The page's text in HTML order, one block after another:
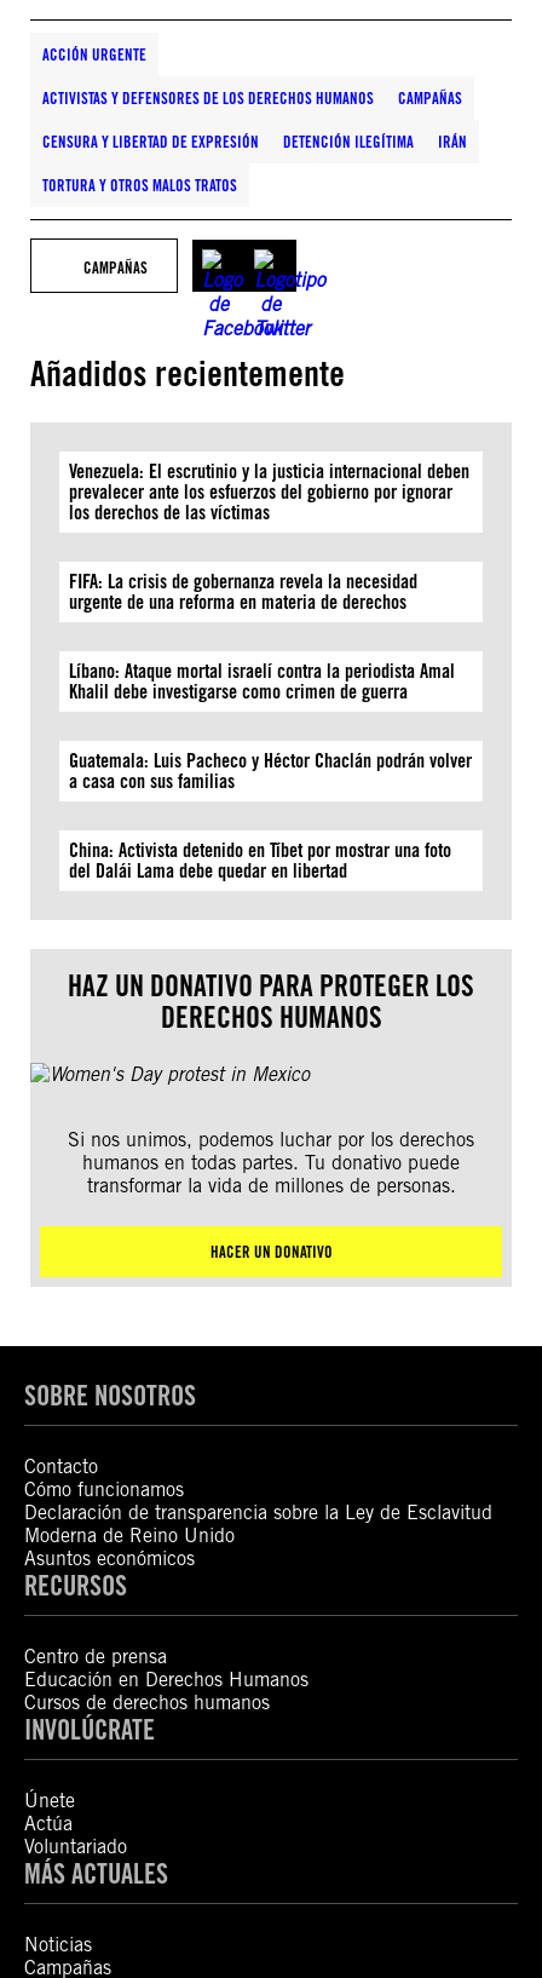
ACCIÓN URGENTE
ACTIVISTAS Y DEFENSORES DE LOS DERECHOS HUMANOS CAMPAÑAS
CENSURA Y LIBERTAD DE EXPRESIÓN DETENCIÓN ILEGÍTIMA IRÁN
TORTURA Y OTROS MALOS TRATOS
CAMPAÑAS
Añadidos recientemente
Venezuela: El escrutinio y la justicia internacional deben
prevalecer ante los esfuerzos del gobierno por ignorar
los derechos de las víctimas
FIFA: La crisis de gobernanza revela la necesidad
urgente de una reforma en materia de derechos
Líbano: Ataque mortal israelí contra la periodista Amal
Khalil debe investigarse como crimen de guerra
Guatemala: Luis Pacheco y Héctor Chaclán podrán volver
a casa con sus familias
China: Activista detenido en Tíbet por mostrar una foto
del Dalái Lama debe quedar en libertad
HAZ UN DONATIVO PARA PROTEGER LOS
DERECHOS HUMANOS
Si nos unimos, podemos luchar por los derechos
humanos en todas partes. Tu donativo puede
transformar la vida de millones de personas.
HACER UN DONATIVO
SOBRE NOSOTROS
Contacto
Cómo funcionamos
Declaración de transparencia sobre la Ley de Esclavitud
Moderna de Reino Unido
Asuntos económicos
RECURSOS
Centro de prensa
Educación en Derechos Humanos
Cursos de derechos humanos
INVOLÚCRATE
Únete
Actúa
Voluntariado
MÁS ACTUALES
Noticias
Campañas